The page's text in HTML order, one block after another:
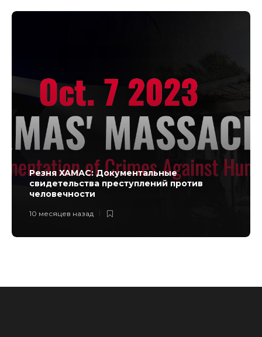
Резня ХАМАС: Документальные
свидетельства преступлений против
человечности
10 месяцев назад